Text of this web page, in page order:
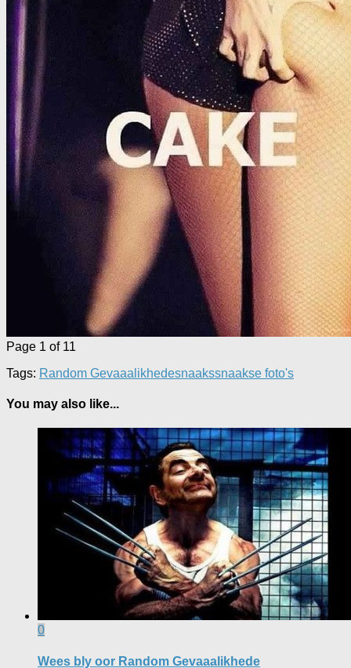
Page 1 of 11
Tags: Random Gevaaalikhedesnaakssnaakse foto's
You may also like...
0
Wees bly oor Random Gevaaalikhede